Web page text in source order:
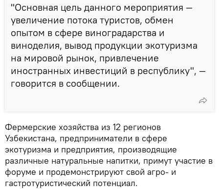
"Основная цель данного мероприятия —
увеличение потока туристов, обмен
опытом в сфере виноградарства и
виноделия, вывод продукции экотуризма
на мировой рынок, привлечение
иностранных инвестиций в республику", —
говорится в сообщении.
Фермерские хозяйства из 12 регионов
Узбекистана, предприниматели в сфере
экотуризма и предприятия, производящие
различные натуральные напитки, примут участие в
форуме и продемонстрируют свой агро- и
гастротуристический потенциал.